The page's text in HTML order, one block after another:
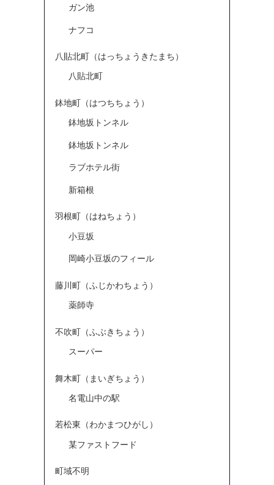
ガン池
ナフコ
八貼北町（はっちょうきたまち）
八貼北町
鉢地町（はつちちょう）
鉢地坂トンネル
鉢地坂トンネル
ラブホテル街
新箱根
羽根町（はねちょう）
小豆坂
岡崎小豆坂のフィール
藤川町（ふじかわちょう）
薬師寺
不吹町（ふぶきちょう）
スーパー
舞木町（まいぎちょう）
名電山中の駅
若松東（わかまつひがし）
某ファストフード
町域不明